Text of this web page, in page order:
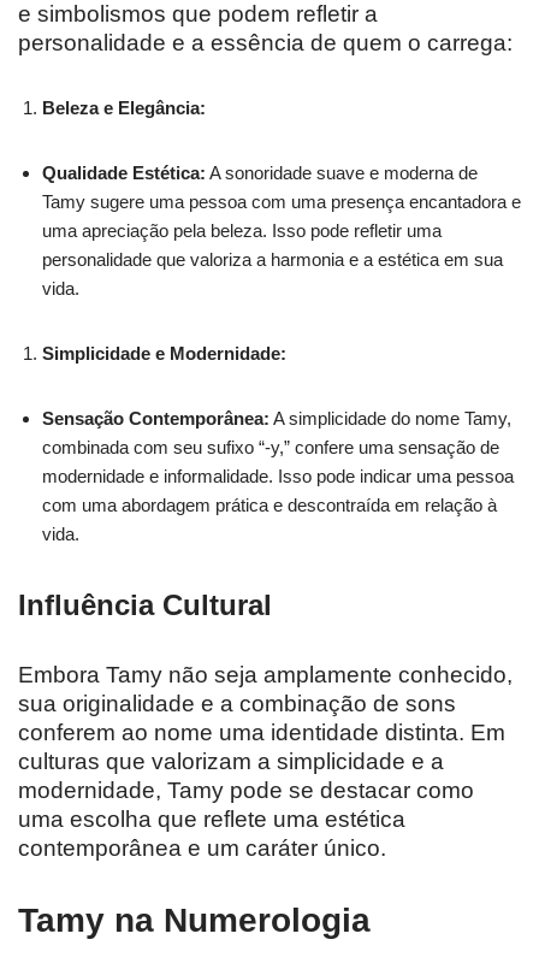
e simbolismos que podem refletir a
personalidade e a essência de quem o carrega:
Beleza e Elegância:
Qualidade Estética: A sonoridade suave e moderna de
Tamy sugere uma pessoa com uma presença encantadora e
uma apreciação pela beleza. Isso pode refletir uma
personalidade que valoriza a harmonia e a estética em sua
vida.
Simplicidade e Modernidade:
Sensação Contemporânea: A simplicidade do nome Tamy,
combinada com seu sufixo “-y,” confere uma sensação de
modernidade e informalidade. Isso pode indicar uma pessoa
com uma abordagem prática e descontraída em relação à
vida.
Influência Cultural
Embora Tamy não seja amplamente conhecido,
sua originalidade e a combinação de sons
conferem ao nome uma identidade distinta. Em
culturas que valorizam a simplicidade e a
modernidade, Tamy pode se destacar como
uma escolha que reflete uma estética
contemporânea e um caráter único.
Tamy na Numerologia